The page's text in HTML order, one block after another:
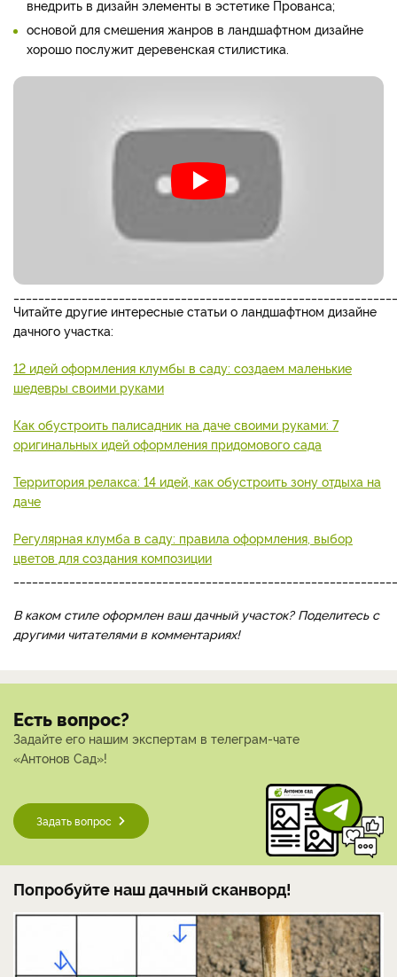
внедрить в дизайн элементы в эстетике Прованса;
основой для смешения жанров в ландшафтном дизайне
хорошо послужит деревенская стилистика.
Читайте другие интересные статьи о ландшафтном дизайне
дачного участка:
12 идей оформления клумбы в саду: создаем маленькие
шедевры своими руками
Как обустроить палисадник на даче своими руками: 7
оригинальных идей оформления придомового сада
Территория релакса: 14 идей, как обустроить зону отдыха на
даче
Регулярная клумба в саду: правила оформления, выбор
цветов для создания композиции
В каком стиле оформлен ваш дачный участок? Поделитесь с
другими читателями в комментариях!
Есть вопрос?
Задайте его нашим экспертам в телеграм-чате
«Антонов Сад»!
Задать вопрос
Попробуйте наш дачный сканворд!